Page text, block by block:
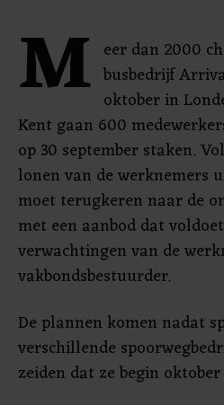
M eer dan 2000
busbedrijf
oktober in
Kent gaan 600
op 30 september staken.
lonen van de werknemers
moet terugkeren naar de
met een aanbod dat
verwachtingen van de
vakbondsbestuurder.
De plannen komen nadat
verschillende
zeiden dat ze begin